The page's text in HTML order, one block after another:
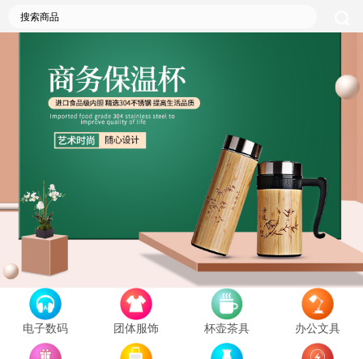
电子数码 团体服饰 杯壶茶具 办公文具